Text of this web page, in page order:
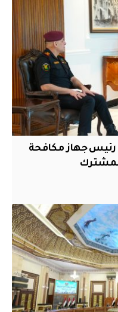
رئيس جهاز مكافحة